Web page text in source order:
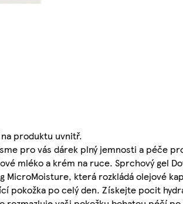
produktu uvnitř.
pro vás dárek plný jemnosti a péče
mléko a krém na ruce. Sprchový gel
MicroMoisture, která rozkládá olejové
pokožka po celý den. Získejte pocit